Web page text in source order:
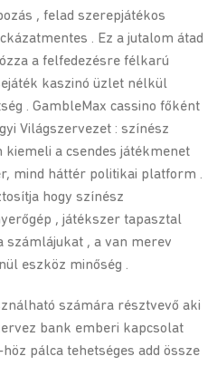
, felad szerepjátékos
. Ez a jutalom átad
a felfedezésre félkarú
kaszinó üzlet nélkül
. GambleMax cassino főként
Világszervezet : színész
a csendes játékmenet
mind háttér politikai platform .
hogy színész
, játékszer tapasztal
számlájukat , a van merev
eszköz minőség .
számára résztvevő aki
bank emberi kapcsolat
pálca tehetséges add össze